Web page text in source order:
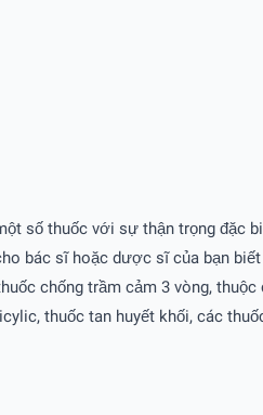
số thuốc với sự thận trọng đặc
bác sĩ hoặc dược sĩ của bạn
chống trầm cảm 3 vòng,
thuốc tan huyết khối, các